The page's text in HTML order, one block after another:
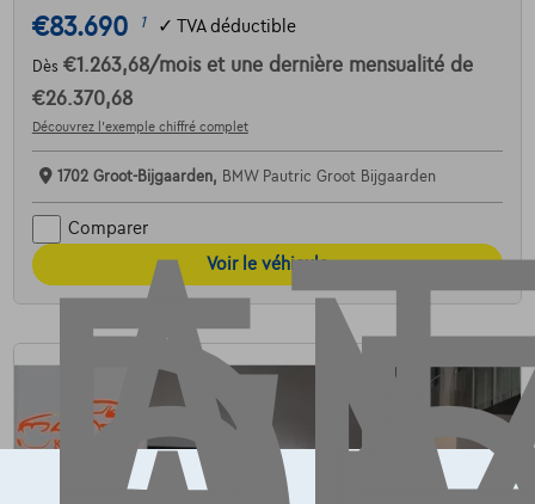
€83.690 1 ✓ TVA déductible
Dès €1.263,68/mois et une dernière mensualité de
€26.370,68
Découvrez l’exemple chiffré complet
1702 Groot-Bijgaarden, BMW Pautric Groot Bijgaarden
Comparer
Voir le véhicule